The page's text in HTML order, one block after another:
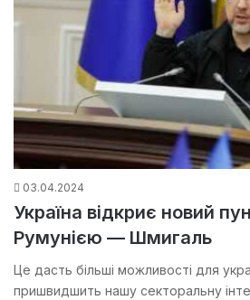
03.04.2024
Україна відкриє новий
Румунією — Шмигаль
Це дасть більші можливості для
пришвидшить нашу секторальну